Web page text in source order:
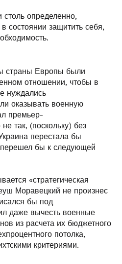
столь определенно,
состоянии защитить себя,
страны Европы были
отношении, чтобы в
нуждались
оказывать военную
премьер-
так, (поскольку) без
перестала бы
бы к следующей
«стратегическая
Моравецкий не произнес
бы под
даже вычесть военные
из расчета их бюджетного
потолка,
критериями.